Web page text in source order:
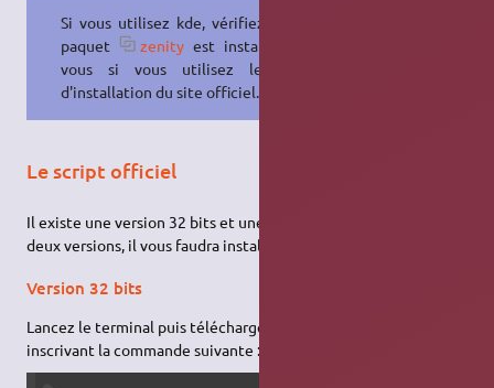
Si vous utilisez kde, vérifiez que le
paquet
zenity est installé chez
vous si vous utilisez le script
d'installation du site officiel.
Le script officiel
Il existe une version 32 bits et une version 64 bits. Pour les
deux versions, il vous faudra installer au préalable
Version 32 bits
Lancez le terminal puis téléchargez l'archive Dofus en
inscrivant la commande suivante :